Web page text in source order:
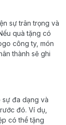
sự trân trọng và
quà tặng có
công ty, món
thành sẽ ghi
sự đa dạng và
đó. Ví dụ,
có thể tặng